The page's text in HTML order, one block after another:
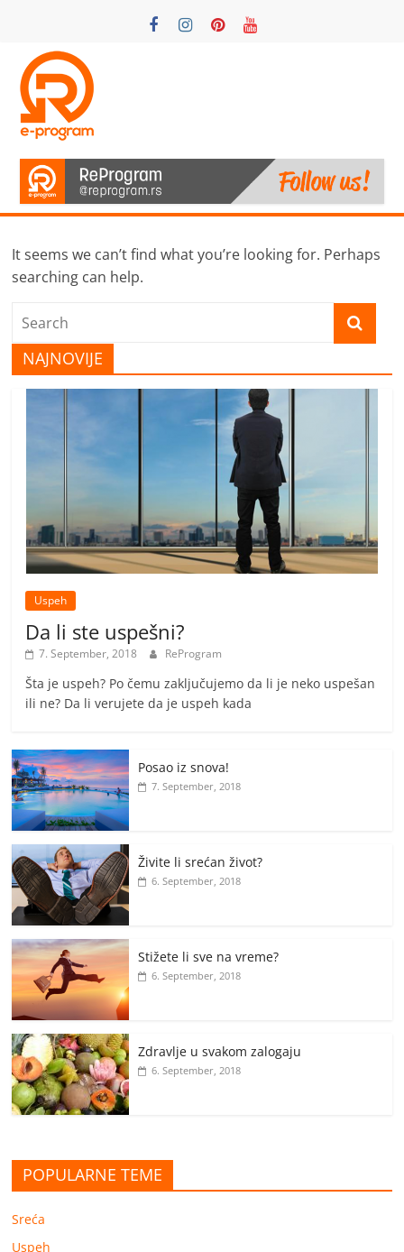
content
ReProgram
Motivacija
podrška
It seems we can’t find what you’re looking for. Perhaps
searching can help.
NAJNOVIJE
Uspeh
Da li ste uspešni?
7. September, 2018 ReProgram
Šta je uspeh? Po čemu zaključujemo da li je neko uspešan
ili ne? Da li verujete da je uspeh kada
Posao iz snova!
7. September, 2018
Živite li srećan život?
6. September, 2018
Stižete li sve na vreme?
6. September, 2018
Zdravlje u svakom zalogaju
6. September, 2018
POPULARNE TEME
Sreća
Uspeh